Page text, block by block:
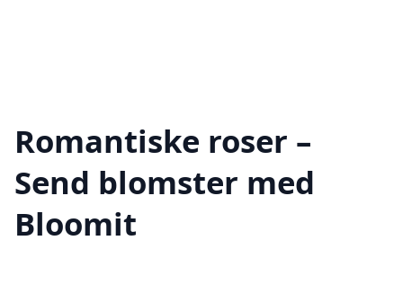
Romantiske roser –
Send blomster med
Bloomit